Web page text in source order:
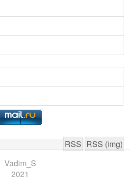
RSS RSS (img)
Vadim_S
2021